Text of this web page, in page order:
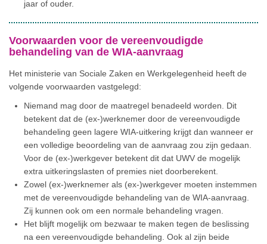
jaar of ouder.
Voorwaarden voor de vereenvoudigde
behandeling van de WIA-aanvraag
Het ministerie van Sociale Zaken en Werkgelegenheid heeft de
volgende voorwaarden vastgelegd:
Niemand mag door de maatregel benadeeld worden. Dit
betekent dat de (ex-)werknemer door de vereenvoudigde
behandeling geen lagere WIA-uitkering krijgt dan wanneer er
een volledige beoordeling van de aanvraag zou zijn gedaan.
Voor de (ex-)werkgever betekent dit dat UWV de mogelijk
extra uitkeringslasten of premies niet doorberekent.
Zowel (ex-)werknemer als (ex-)werkgever moeten instemmen
met de vereenvoudigde behandeling van de WIA-aanvraag.
Zij kunnen ook om een normale behandeling vragen.
Het blijft mogelijk om bezwaar te maken tegen de beslissing
na een vereenvoudigde behandeling. Ook al zijn beide